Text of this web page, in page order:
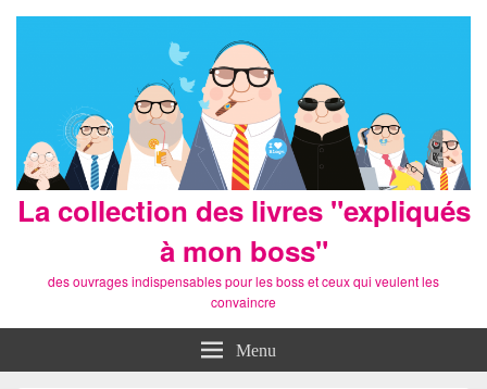
La collection des livres "expliqués
à mon boss"
des ouvrages indispensables pour les boss et ceux qui veulent les
convaincre
Menu